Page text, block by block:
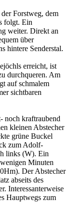
Forstweg, dem
folgt. Ein
weiter. Direkt an
über
hintere Senderstal.
erreicht, ist
durchqueren. Am
auf schmalem
sichtbaren
noch kraftraubend
kleinen Abstecher
grüne Buckel
zum Adolf-
links (W). Ein
Minuten
Der Abstecher
abseits des
Interessanterweise
Hauptwegs zum